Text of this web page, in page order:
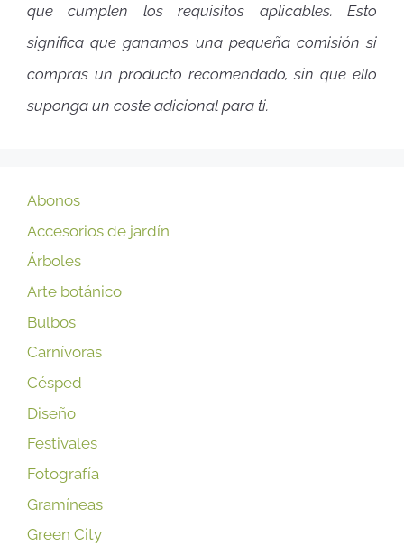
que cumplen los requisitos aplicables. Esto
significa que ganamos una pequeña comisión si
compras un producto recomendado, sin que ello
suponga un coste adicional para ti.
Abonos
Accesorios de jardín
Árboles
Arte botánico
Bulbos
Carnívoras
Césped
Diseño
Festivales
Fotografía
Gramíneas
Green City